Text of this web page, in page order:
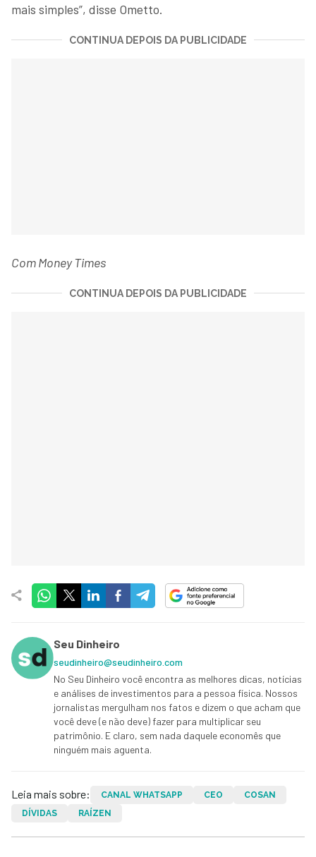
mais simples”, disse Ometto.
CONTINUA DEPOIS DA PUBLICIDADE
Com Money Times
CONTINUA DEPOIS DA PUBLICIDADE
Seu Dinheiro
seudinheiro@seudinheiro.com
No Seu Dinheiro você encontra as melhores dicas, notícias
e análises de investimentos para a pessoa física. Nossos
jornalistas mergulham nos fatos e dizem o que acham que
você deve (e não deve) fazer para multiplicar seu
patrimônio. E claro, sem nada daquele economês que
ninguém mais aguenta.
Leia mais sobre: CANAL WHATSAPP CEO
COSAN
DÍVIDAS
RAÍZEN